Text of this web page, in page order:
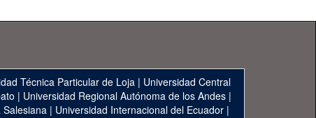
Técnica Particular de Loja | Universidad Central
| Universidad Regional Autónoma de los Andes|
Salesiana| Universidad Internacional del Ecuador|